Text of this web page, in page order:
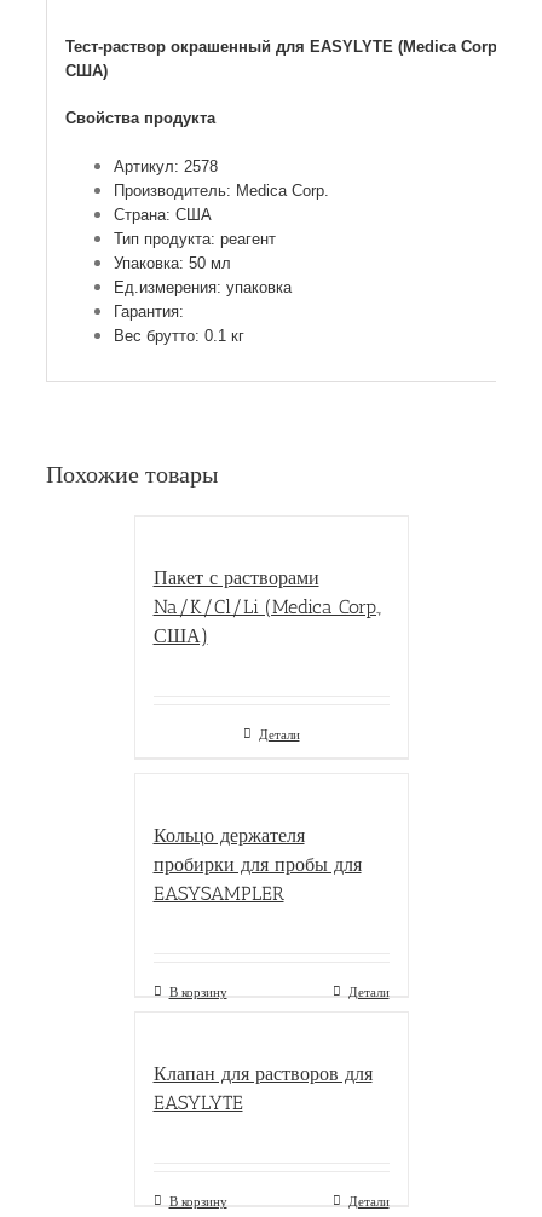
Тест-раствор окрашенный для EASYLYTE (Medica Corp.,
США)
Свойства продукта
Артикул: 2578
Производитель: Medica Corp.
Страна: США
Тип продукта: реагент
Упаковка: 50 мл
Ед.измерения: упаковка
Гарантия:
Вес брутто: 0.1 кг
Похожие товары
Пакет с растворами
Na/K/Cl/Li (Medica Corp.,
США)
Детали
Кольцо держателя
пробирки для пробы для
EASYSAMPLER
В корзину Детали
Клапан для растворов для
EASYLYTE
В корзину Детали